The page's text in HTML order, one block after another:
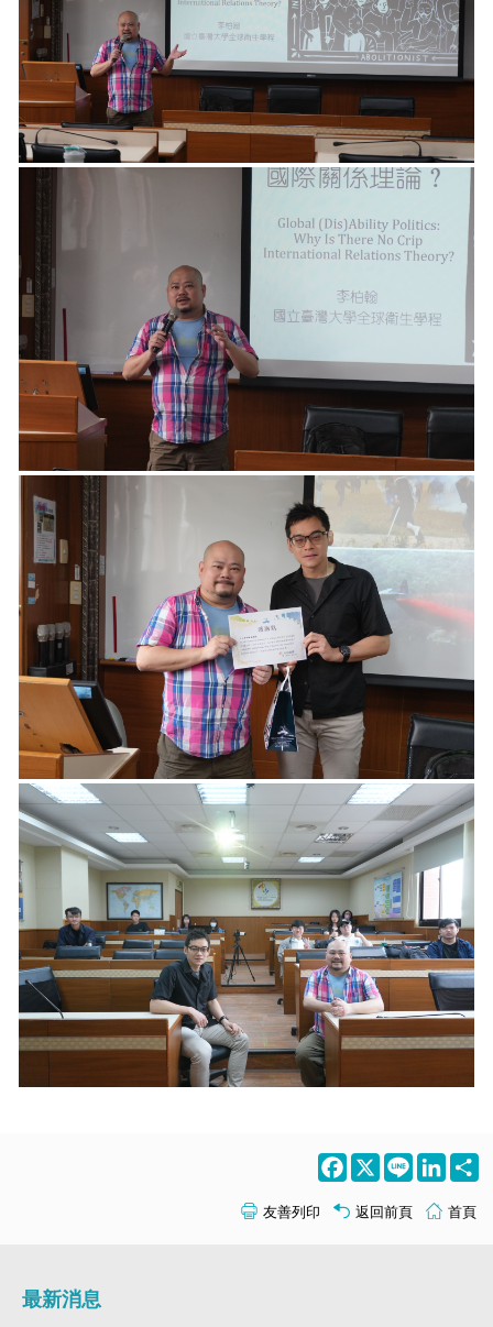
Facebook
X Line
友善列印 返回前頁 首頁
最新消息